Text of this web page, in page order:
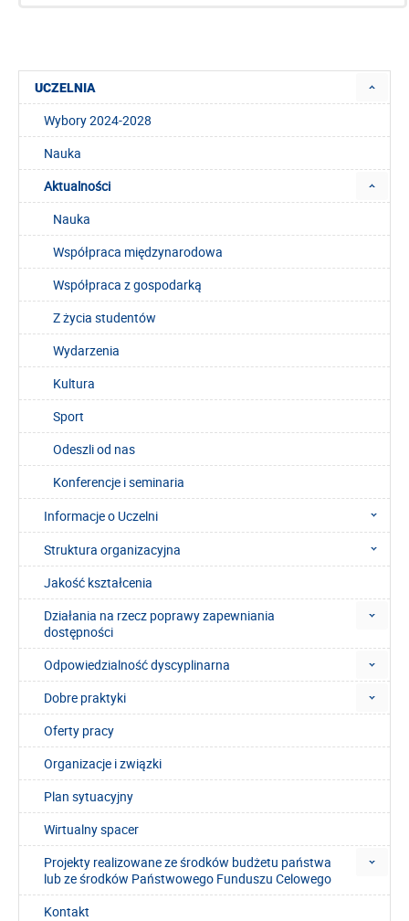
UCZELNIA
Wybory 2024-2028
Nauka
Aktualności
Nauka
Współpraca międzynarodowa
Współpraca z gospodarką
Z życia studentów
Wydarzenia
Kultura
Sport
Odeszli od nas
Konferencje i seminaria
Informacje o Uczelni
Struktura organizacyjna
Jakość kształcenia
Działania na rzecz poprawy zapewniania
dostępności
Odpowiedzialność dyscyplinarna
Dobre praktyki
Oferty pracy
Organizacje i związki
Plan sytuacyjny
Wirtualny spacer
Projekty realizowane ze środków budżetu państwa
lub ze środków Państwowego Funduszu Celowego
Kontakt